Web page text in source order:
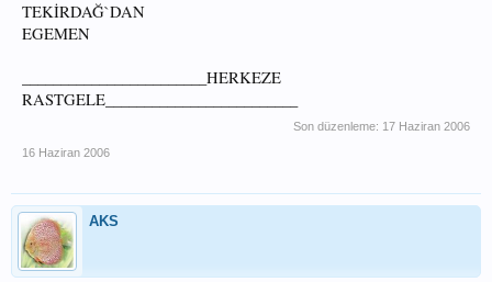
TEKİRDAĞ`DAN
EGEMEN
________________________HERKEZE
RASTGELE_________________________
Son düzenleme: 17 Haziran 2006
16 Haziran 2006
AKS